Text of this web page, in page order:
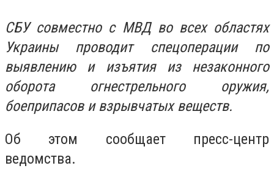
СБУ совместно с МВД во всех областях
Украины проводит спецоперации по
выявлению и изъятия из незаконного
оборота огнестрельного оружия,
боеприпасов и взрывчатых веществ.
Об этом сообщает пресс-центр
ведомства.